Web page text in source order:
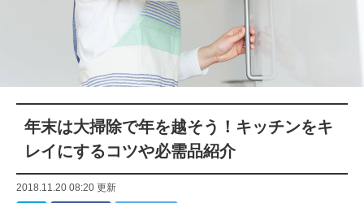
年末は大掃除で年を越そう！キッチンをキ
レイにするコツや必需品紹介
2018.11.20 08:20 更新